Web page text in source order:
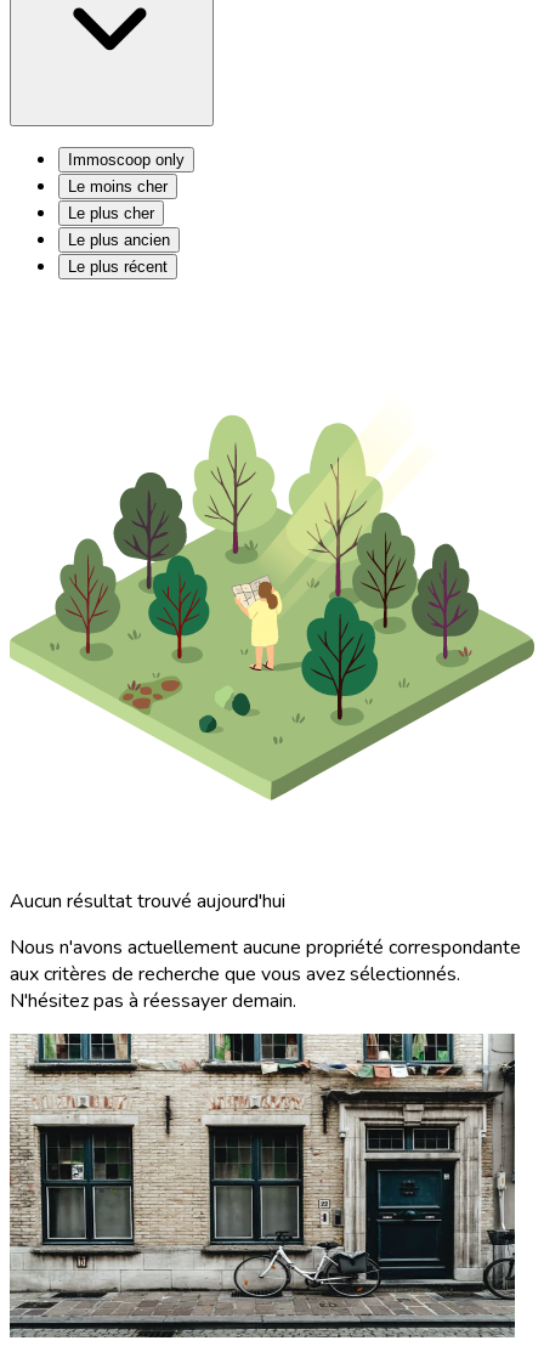
Immoscoop only
Le moins cher
Le plus cher
Le plus ancien
Le plus récent
Aucun résultat trouvé aujourd'hui
Nous n'avons actuellement aucune propriété correspondante
aux critères de recherche que vous avez sélectionnés.
N'hésitez pas à réessayer demain.